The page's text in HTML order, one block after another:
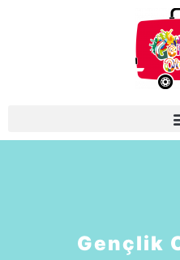
Gençlik